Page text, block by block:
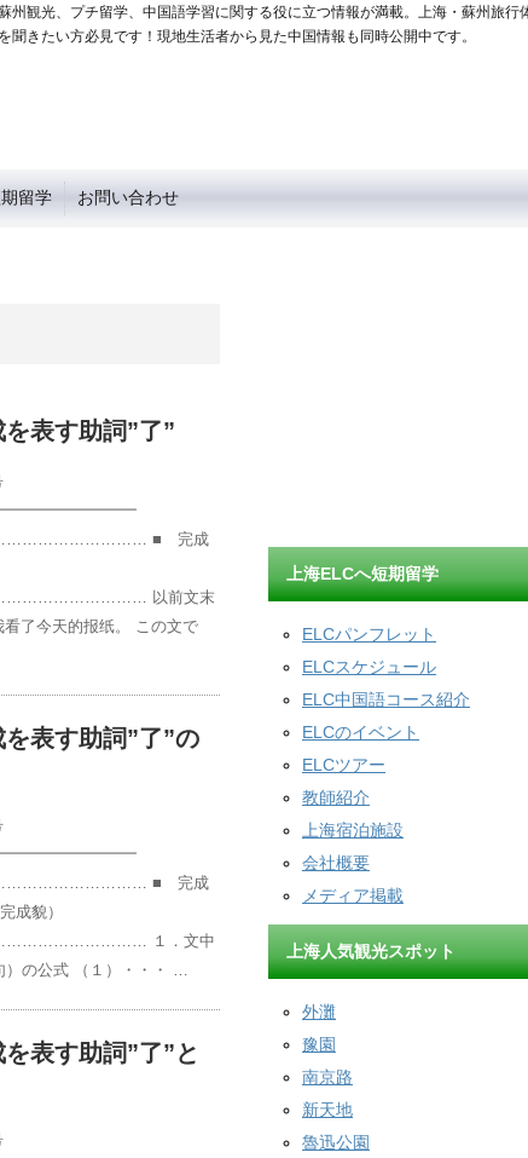
州観光、プチ留学、中国語学習に関する役に立つ情報が満載。上海・蘇州旅行
聞きたい方必見です！現地生活者から見た中国情報も同時公開中です。
留学 お問い合わせ
表す助詞”了”
■ 完成
以前文末
看了今天的报纸。 この文で
を表す助詞”了”の
■ 完成
成貌）
１．文中
）の公式 （１）・・・ …
表す助詞”了”と
上海ELCへ短期留学
ELCパンフレット
ELCスケジュール
ELC中国語コース紹介
ELCのイベント
ELCツアー
教師紹介
上海宿泊施設
会社概要
メディア掲載
上海人気観光スポット
外灘
豫園
南京路
新天地
魯迅公園